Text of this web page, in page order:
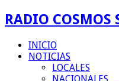
RADIO
INICIO
NOTICIAS
LOCALES